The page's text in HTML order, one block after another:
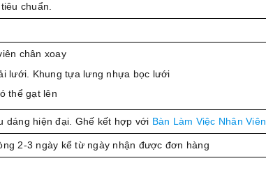
chuẩn.
chân xoay
lưới. Khung tựa lưng nhựa bọc lưới
thể gạt lên
dáng hiện đại. Ghế kết hợp với Bàn Làm Việc Nhân Viên
2-3 ngày kể từ ngày nhận được đơn hàng